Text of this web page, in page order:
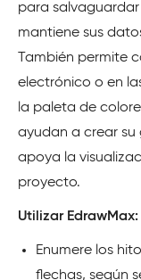
para
mantiene sus
También permite
electrónico o en
la paleta de
ayudan a crear su
apoya la
proyecto.
Utilizar EdrawMax:
Enumere los
flechas, según